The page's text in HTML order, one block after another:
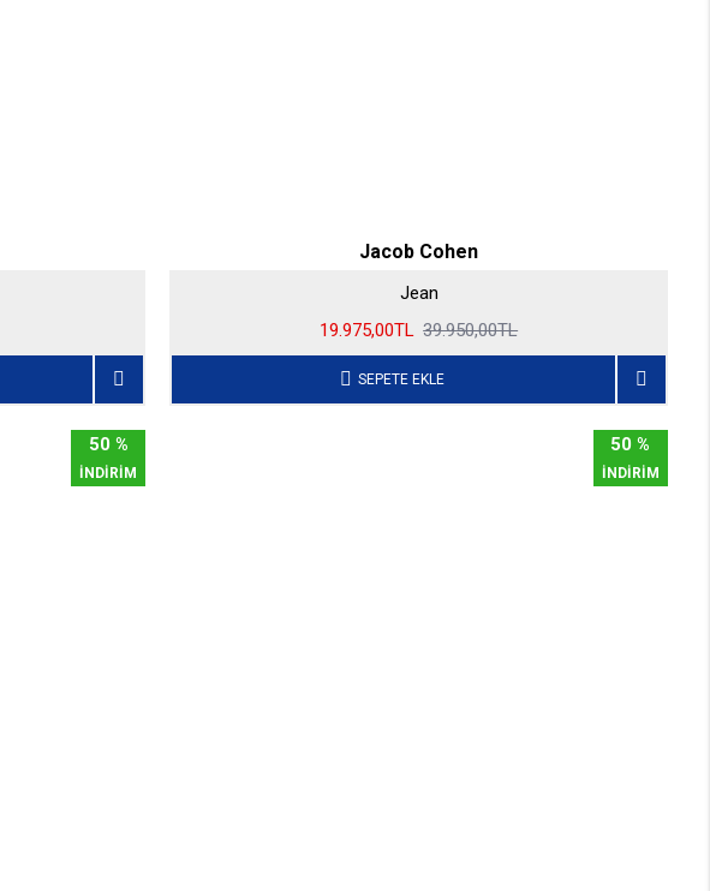
Jacob Cohen
Jean
19.975,00TL 39.950,00TL
SEPETE EKLE
İNDİRİM
50 %
İNDİRİM
50 %